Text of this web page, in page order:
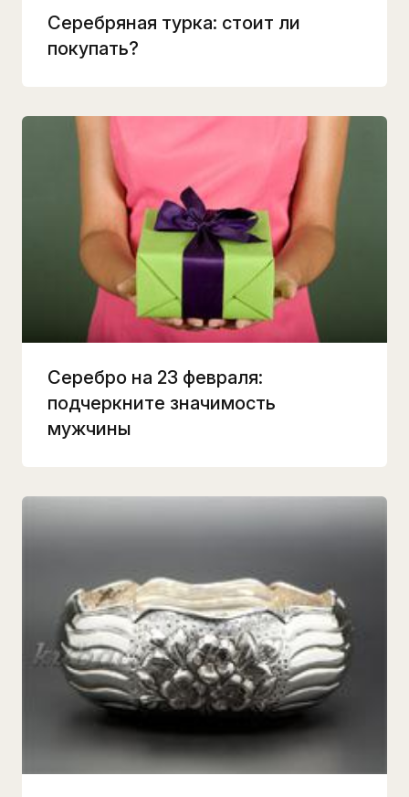
Серебряная турка: стоит ли
покупать?
Серебро на 23 февраля:
подчеркните значимость
мужчины